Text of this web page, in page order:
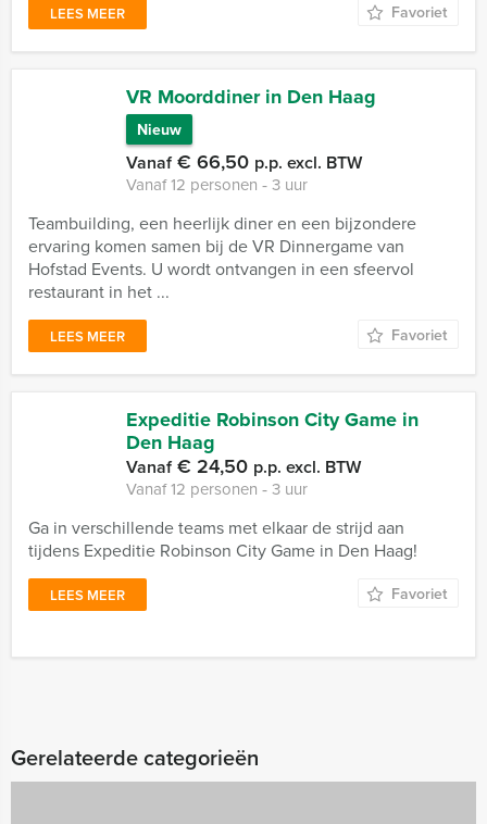
LEES MEER Favoriet
VR Moorddiner in Den Haag
Nieuw
Vanaf€ 66,50 p.p. excl. BTW
Vanaf 12 personen ‐ 3 uur
Teambuilding, een heerlijk diner en een bijzondere
ervaring komen samen bij de VR Dinnergame van
Hofstad Events. U wordt ontvangen in een sfeervol
restaurant in het ...
LEES MEER Favoriet
Expeditie Robinson City Game in
Den Haag
Vanaf€ 24,50 p.p. excl. BTW
Vanaf 12 personen ‐ 3 uur
Ga in verschillende teams met elkaar de strijd aan
tijdens Expeditie Robinson City Game in Den Haag!
LEES MEER Favoriet
Gerelateerde categorieën